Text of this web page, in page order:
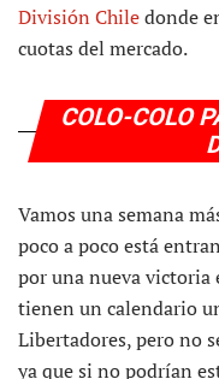
División Chiledonde
cuotas del mercado.
COLO-COLO
Vamos una semana
poco a poco está
por una nueva victoria
tienen un calendario
Libertadores, pero no
ya que si no podrían